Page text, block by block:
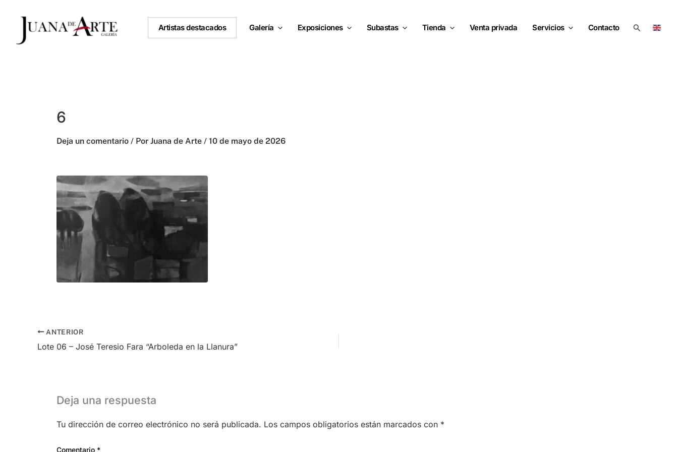
contenido
Artistas destacados Galería Exposiciones Subastas Tienda Venta privada Servicios Contacto Buscar
6
Deja un comentario / Por Juana de Arte / 10 de mayo de 2026
ANTERIOR
Lote 06 – José Teresio Fara “Arboleda en la Llanura”
Deja una respuesta
Tu dirección de correo electrónico no será publicada. Los campos obligatorios están marcados con *
Comentario *